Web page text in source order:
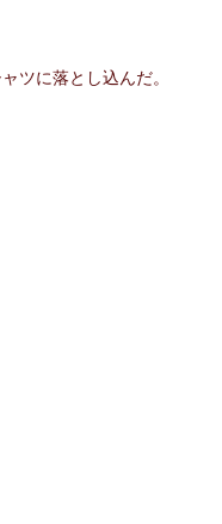
ツに落とし込んだ。